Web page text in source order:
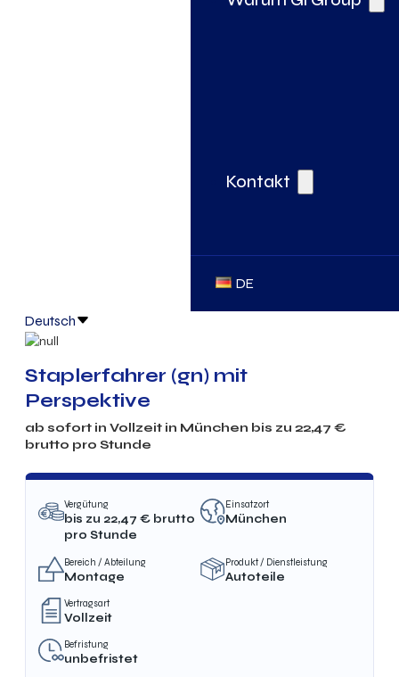
Kontakt
DE
Deutsch
Staplerfahrer (gn) mit
Perspektive
ab sofort in Vollzeit in München bis zu 22,47 €
brutto pro Stunde
Vergütung
bis zu 22,47 € brutto
pro Stunde
Einsatzort
München
Bereich / Abteilung
Montage
Produkt / Dienstleistung
Autoteile
Vertragsart
Vollzeit
Befristung
unbefristet